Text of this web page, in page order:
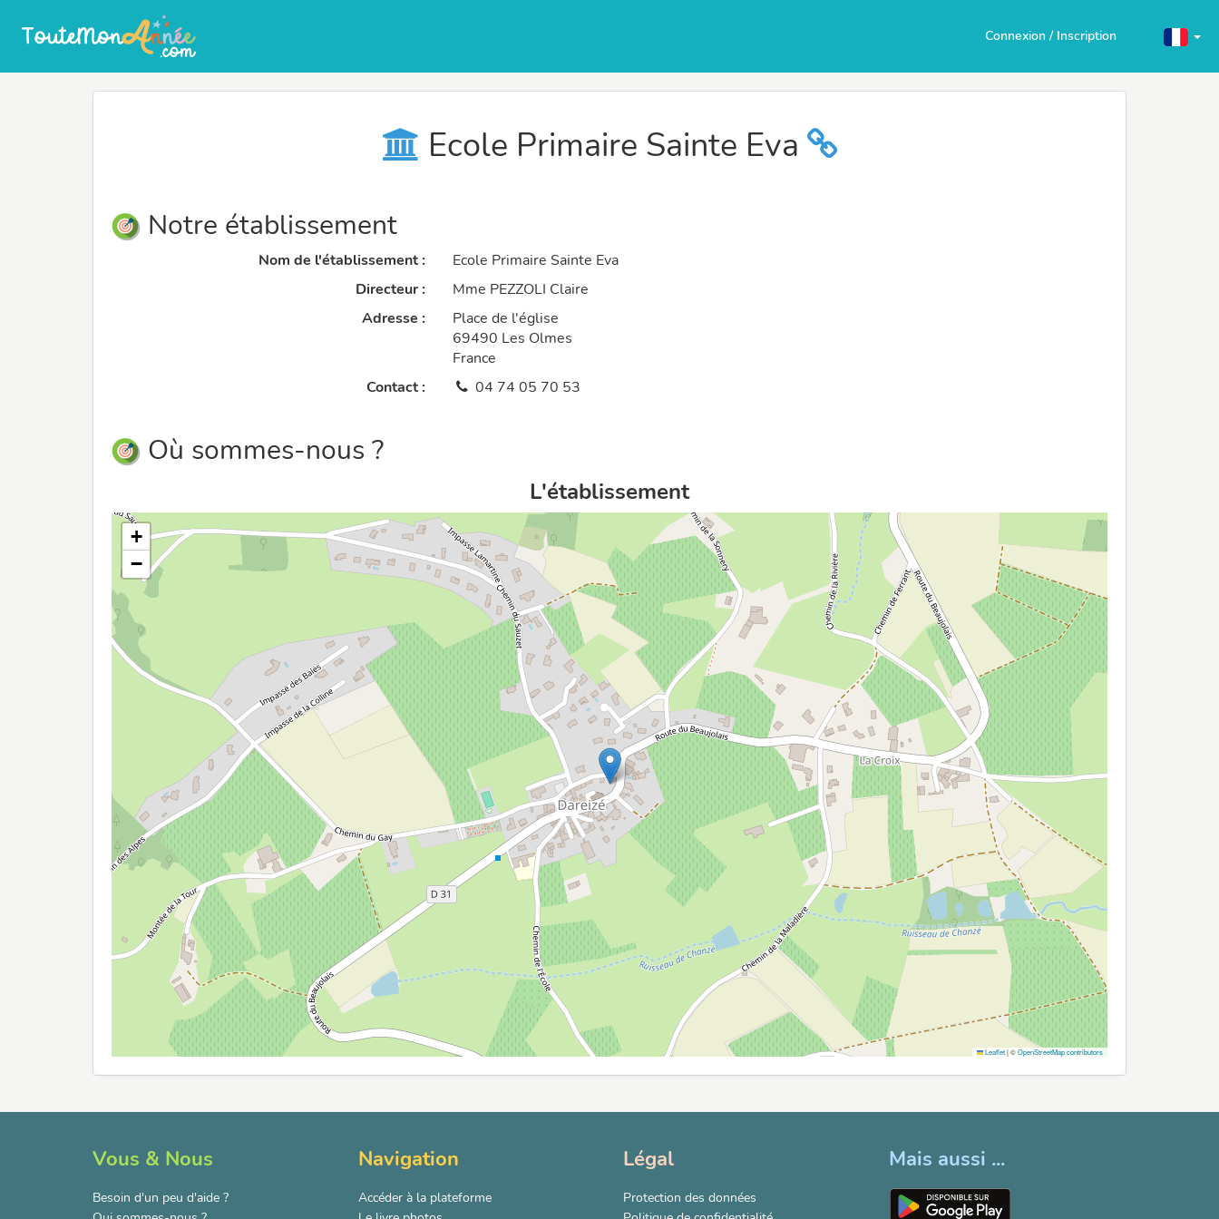
Connexion / Inscription
Ecole Primaire Sainte Eva
Notre établissement
Nom de l'établissement :
Ecole Primaire Sainte Eva
Directeur :
Mme PEZZOLI Claire
Adresse :
Place de l'église
69490 Les Olmes
France
Contact :
04 74 05 70 53
Où sommes-nous ?
L'établissement
+
−
Leaflet|©OpenStreetMap contributors
Vous & Nous
Besoin d'un peu d'aide ?
Navigation
Accéder à la plateforme
Légal
Protection des données
Mais aussi ...